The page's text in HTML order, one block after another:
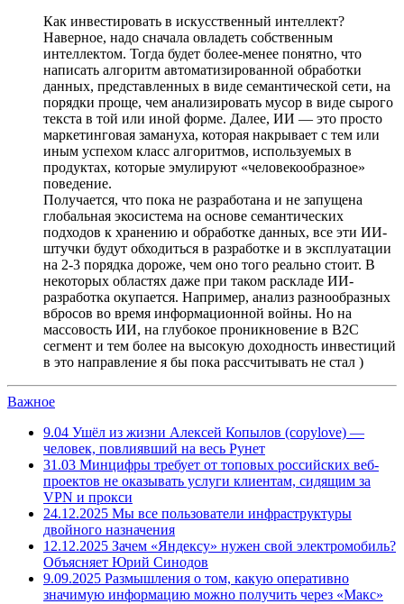
Как инвестировать в искусственный интеллект?
Наверное, надо сначала овладеть собственным
интеллектом. Тогда будет более-менее понятно, что
написать алгоритм автоматизированной обработки
данных, представленных в виде семантической сети, на
порядки проще, чем анализировать мусор в виде сырого
текста в той или иной форме. Далее, ИИ — это просто
маркетинговая замануха, которая накрывает с тем или
иным успехом класс алгоритмов, используемых в
продуктах, которые эмулируют «человекообразное»
поведение.
Получается, что пока не разработана и не запущена
глобальная экосистема на основе семантических
подходов к хранению и обработке данных, все эти ИИ-
штучки будут обходиться в разработке и в эксплуатации
на 2-3 порядка дороже, чем оно того реально стоит. В
некоторых областях даже при таком раскладе ИИ-
разработка окупается. Например, анализ разнообразных
вбросов во время информационной войны. Но на
массовость ИИ, на глубокое проникновение в B2C
сегмент и тем более на высокую доходность инвестиций
в это направление я бы пока рассчитывать не стал )
Важное
9.04 Ушёл из жизни Алексей Копылов (copylove) —
человек, повлиявший на весь Рунет
31.03 Минцифры требует от топовых российских веб-
проектов не оказывать услуги клиентам, сидящим за
VPN и прокси
24.12.2025 Мы все пользователи инфраструктуры
двойного назначения
12.12.2025 Зачем «Яндексу» нужен свой электромобиль?
Объясняет Юрий Синодов
9.09.2025 Размышления о том, какую оперативно
значимую информацию можно получить через «Макс»